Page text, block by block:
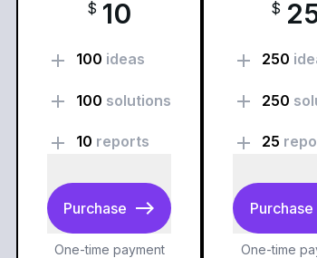
$ 10
add 100 ideas
add 100 solutions
add 10 reports
Purchase east
One-time payment
$
add 250
add 250
add 25
Purchase
One-time